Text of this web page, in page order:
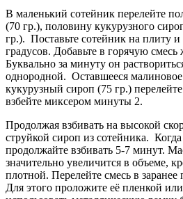
В маленький сотейник перелейте
(70 гр.), половину кукурузного
гр.). Поставьте сотейник на плиту и
градусов. Добавьте в горячую
Буквально за минуту он
однородной. Оставшееся
кукурузный сироп (75 гр.)
взбейте миксером минуты 2.
Продолжая взбивать на высокой
струйкой сироп из сотейника.
продолжайте взбивать 5-7 минут.
значительно увеличится в объеме,
плотной. Перелейте смесь в
Для этого проложите её пленкой